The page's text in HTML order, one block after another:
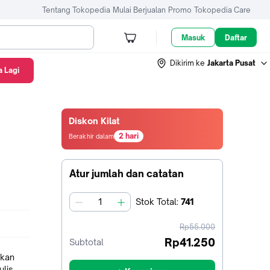
Tentang Tokopedia Mulai Berjualan Promo Tokopedia Care
Masuk Daftar
Dikirim ke Jakarta Pusat
Diskon Kilat
Berakhir dalam 2 hari
2
menit37
Atur jumlah dan catatan
jumlah Stok Total: 741
harga
sebelum
Rp55.000
Subtotal Rp41.250
Lagi